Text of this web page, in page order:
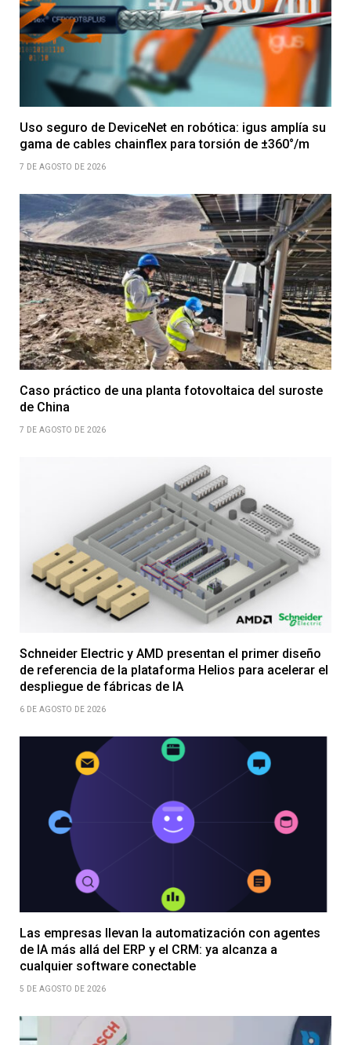
Uso seguro de DeviceNet en robótica: igus amplía su
gama de cables chainflex para torsión de ±360°/m
7 DE AGOSTO DE 2026
Caso práctico de una planta fotovoltaica del suroste
de China
7 DE AGOSTO DE 2026
Schneider Electric y AMD presentan el primer diseño
de referencia de la plataforma Helios para acelerar el
despliegue de fábricas de IA
6 DE AGOSTO DE 2026
Las empresas llevan la automatización con agentes
de IA más allá del ERP y el CRM: ya alcanza a
cualquier software conectable
5 DE AGOSTO DE 2026